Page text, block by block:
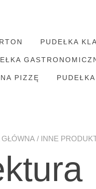
PUDEŁKA
PIZZĘ
/ INNE